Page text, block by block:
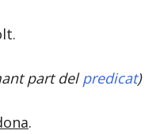
part delpredicat)
.